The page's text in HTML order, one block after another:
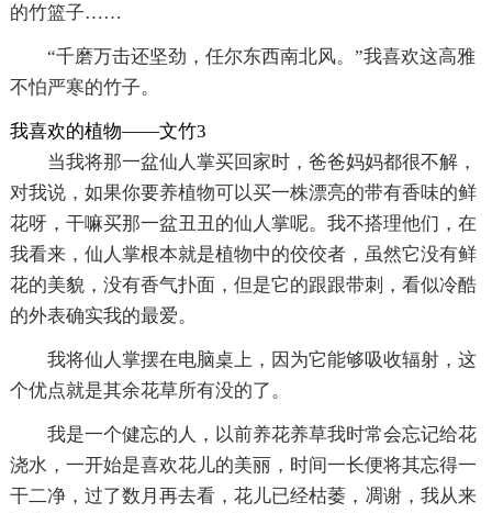
的竹篮子……
“千磨万击还坚劲，任尔东西南北风。”我喜欢这高雅
不怕严寒的竹子。
我喜欢的植物——文竹3
当我将那一盆仙人掌买回家时，爸爸妈妈都很不解，
对我说，如果你要养植物可以买一株漂亮的带有香味的鲜
花呀，干嘛买那一盆丑丑的仙人掌呢。我不搭理他们，在
我看来，仙人掌根本就是植物中的佼佼者，虽然它没有鲜
花的美貌，没有香气扑面，但是它的跟跟带刺，看似冷酷
的外表确实我的最爱。
我将仙人掌摆在电脑桌上，因为它能够吸收辐射，这
个优点就是其余花草所有没的了。
我是一个健忘的人，以前养花养草我时常会忘记给花
浇水，一开始是喜欢花儿的美丽，时间一长便将其忘得一
干二净，过了数月再去看，花儿已经枯萎，凋谢，我从来